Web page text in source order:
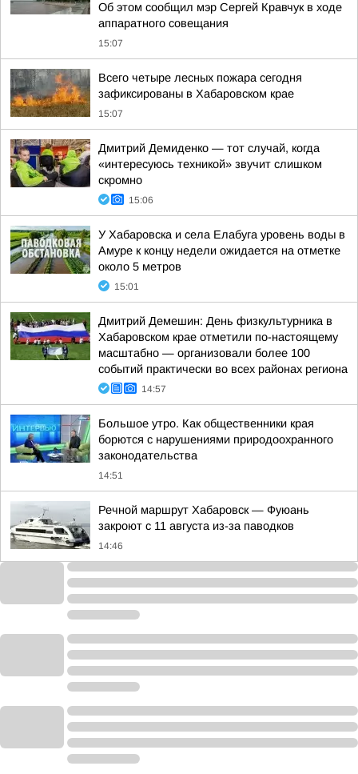
Об этом сообщил мэр Сергей Кравчук в ходе
аппаратного совещания
15:07
Всего четыре лесных пожара сегодня
зафиксированы в Хабаровском крае
15:07
Дмитрий Демиденко — тот случай, когда
«интересуюсь техникой» звучит слишком
скромно
15:06
У Хабаровска и села Елабуга уровень воды в
Амуре к концу недели ожидается на отметке
около 5 метров
15:01
Дмитрий Демешин: День физкультурника в
Хабаровском крае отметили по-настоящему
масштабно — организовали более 100
событий практически во всех районах региона
14:57
Большое утро. Как общественники края
борются с нарушениями природоохранного
законодательства
14:51
Речной маршрут Хабаровск — Фуюань
закроют с 11 августа из-за паводков
14:46